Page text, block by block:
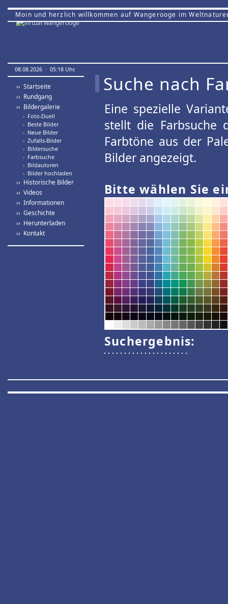
Moin und herzlich willkommen auf Wangerooge im
08.08.2026 · 05:18 Uhr.
›› Startseite
›› Rundgang
›› Bildergalerie
› Foto-Duell
› Beste Bilder
› Neue Bilder
› Zufalls-Bilder
› Bildersuche
› Farbsuche
› Bildautoren
› Bilder hochladen
›› Historische Bilder
›› Videos
›› Informationen
›› Geschichte
›› Herunterladen
›› Kontakt
Suche nach
Eine spezielle
stellt die Farbsuche
Farbtöne aus der
Bilder angezeigt.
Bitte wählen Sie
Suchergebnis: